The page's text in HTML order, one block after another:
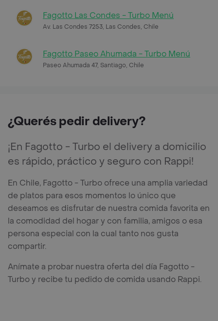
Fagotto Las Condes - Turbo Menú
Av. Las Condes 7253, Las Condes, Chile
Fagotto Paseo Ahumada - Turbo Menú
Paseo Ahumada 47, Santiago, Chile
¿Querés pedir delivery?
¡En Fagotto - Turbo el delivery a domicilio
es rápido, práctico y seguro con Rappi!
En Chile, Fagotto - Turbo ofrece una amplia variedad
de platos para esos momentos lo único que
deseamos es disfrutar de nuestra comida favorita en
la comodidad del hogar y con familia, amigos o esa
persona especial con la cual tanto nos gusta
compartir.
Anímate a probar nuestra oferta del día Fagotto -
Turbo y recibe tu pedido de comida usando Rappi.